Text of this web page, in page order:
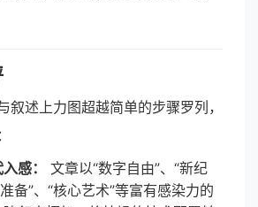
叙述上力图超越简单的步骤罗列，
感：
文章以“数字自由”、“新纪
备”、“核心艺术”等富有感染力的